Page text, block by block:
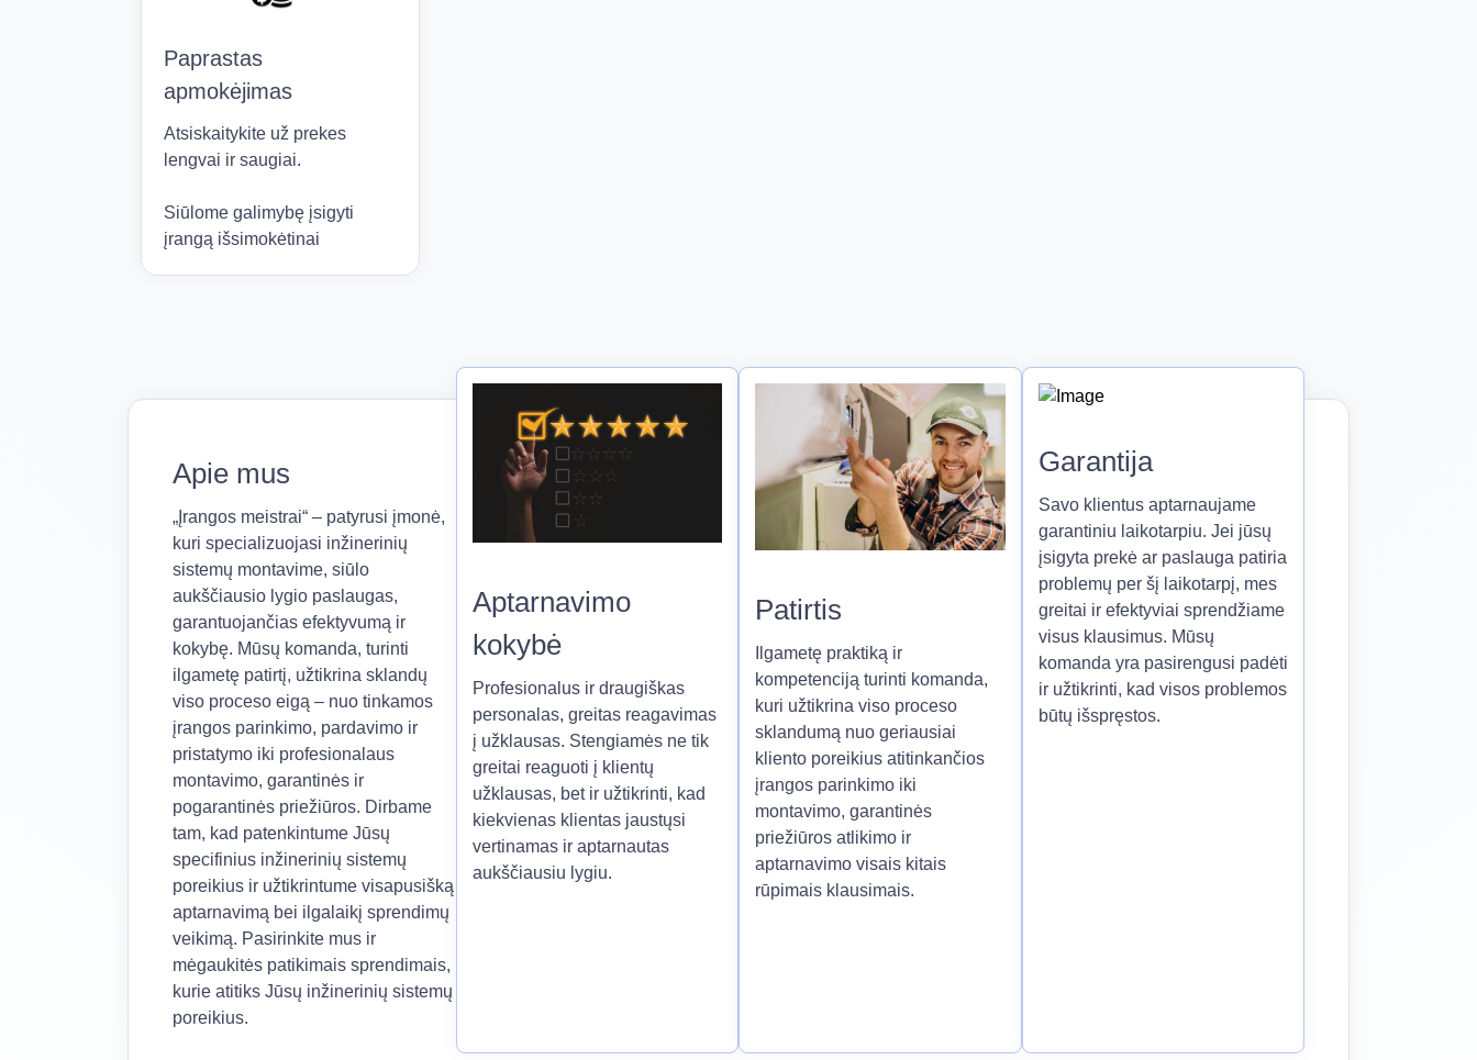
Paprastas
apmokėjimas
Atsiskaitykite už prekes
lengvai ir saugiai.
Siūlome galimybę įsigyti
įrangą išsimokėtinai
Apie mus
„Įrangos meistrai“ – patyrusi įmonė,
kuri specializuojasi inžinerinių
sistemų montavime, siūlo
aukščiausio lygio paslaugas,
garantuojančias efektyvumą ir
kokybę. Mūsų komanda, turinti
ilgametę patirtį, užtikrina sklandų
viso proceso eigą – nuo tinkamos
įrangos parinkimo, pardavimo ir
pristatymo iki profesionalaus
montavimo, garantinės ir
pogarantinės priežiūros. Dirbame
tam, kad patenkintume Jūsų
specifinius inžinerinių sistemų
poreikius ir užtikrintume visapusišką
aptarnavimą bei ilgalaikį sprendimų
veikimą. Pasirinkite mus ir
mėgaukitės patikimais sprendimais,
kurie atitiks Jūsų inžinerinių sistemų
poreikius.
Aptarnavimo
kokybė
Profesionalus ir draugiškas
personalas, greitas reagavimas
į užklausas. Stengiamės ne tik
greitai reaguoti į klientų
užklausas, bet ir užtikrinti, kad
kiekvienas klientas jaustųsi
vertinamas ir aptarnautas
aukščiausiu lygiu.
Patirtis
Ilgametę praktiką ir
kompetenciją turinti komanda,
kuri užtikrina viso proceso
sklandumą nuo geriausiai
kliento poreikius atitinkančios
įrangos parinkimo iki
montavimo, garantinės
priežiūros atlikimo ir
aptarnavimo visais kitais
rūpimais klausimais.
Garantija
Savo klientus aptarnaujame
garantiniu laikotarpiu. Jei jūsų
įsigyta prekė ar paslauga patiria
problemų per šį laikotarpį, mes
greitai ir efektyviai sprendžiame
visus klausimus. Mūsų
komanda yra pasirengusi padėti
ir užtikrinti, kad visos problemos
būtų išspręstos.